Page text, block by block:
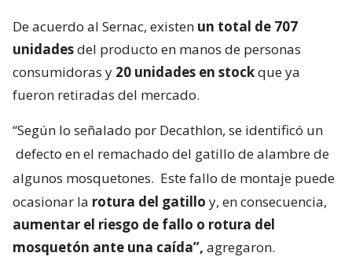
De acuerdo al Sernac, existen un total de 707
unidadesdel producto en manos de personas
consumidoras y 20 unidades en stockque ya
fueron retiradas del mercado.
“Según lo señalado por Decathlon, se identificó un
defecto en el remachado del gatillo de alambre de
algunos mosquetones. Este fallo de montaje puede
ocasionar la rotura del gatillo y, en consecuencia,
aumentar el riesgo de fallo o rotura del
mosquetón ante una caída”, agregaron.